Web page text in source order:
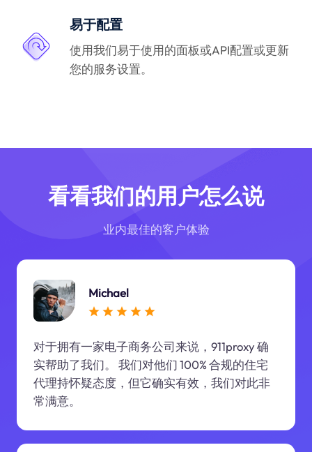
易于配置
使用我们易于使用的面板或API配置或更新
您的服务设置。
看看我们的用户怎么说
业内最佳的客户体验
Michael
对于拥有一家电子商务公司来说，911proxy 确
实帮助了我们。 我们对他们 100% 合规的住宅
代理持怀疑态度，但它确实有效，我们对此非
常满意。